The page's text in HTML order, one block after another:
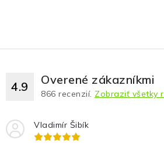
4.9 Overené zákazníkmi
866 recenzií. Zobraziť všetky
Vladimír Šibík